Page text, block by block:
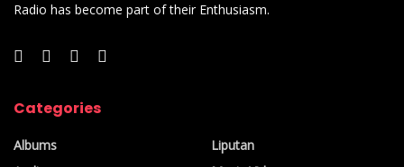
tv Indonesia “Buat saya kayaknya indonesia itu familiar
Radio has become part of their Enthusiasm.
Categories
Albums
Liputan